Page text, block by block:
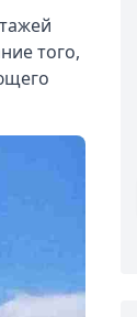
того,